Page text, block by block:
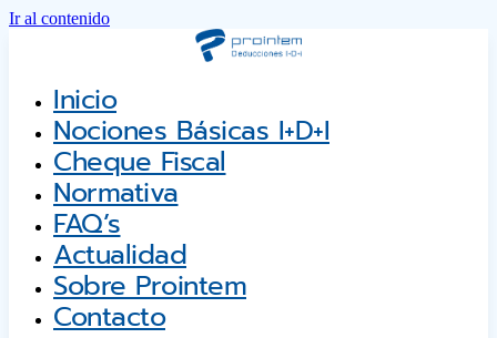
Ir al contenido
Inicio
Nociones Básicas I+D+i
Cheque Fiscal
Normativa
FAQ’s
Actualidad
Sobre Prointem
Contacto